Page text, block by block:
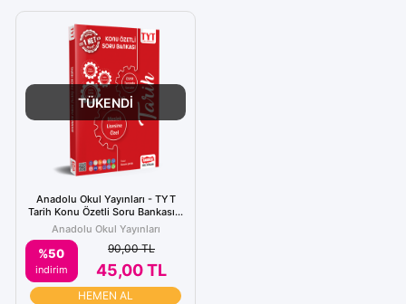
TÜKENDİ
Anadolu Okul Yayınları - TYT
Tarih Konu Özetli Soru Bankası...
Anadolu Okul Yayınları
%50
indirim
90,00 TL
45,00 TL
HEMEN AL